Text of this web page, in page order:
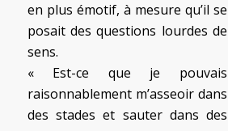
en plus émotif, à mesure qu’il se
posait des questions lourdes de
sens.
« Est-ce que je pouvais
raisonnablement m’asseoir dans
des stades et sauter dans des